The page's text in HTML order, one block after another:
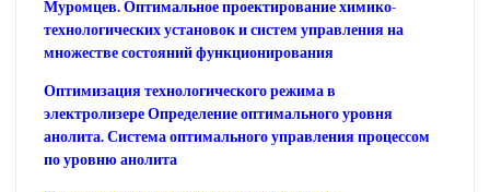
Муромцев. Оптимальное проектирование химико-
технологических установок и систем управления на
множестве состояний функционирования
Оптимизация технологического режима в
электролизере Определение оптимального уровня
анолита. Система оптимального управления процессом
по уровню анолита